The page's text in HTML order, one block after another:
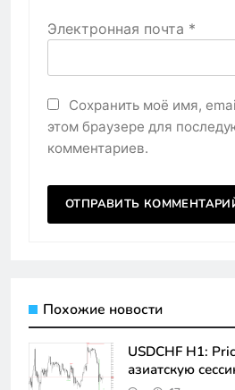
Электронная почта *
Сохранить моё имя,
этом браузере для
комментариев.
Похожие новости
USDCHF H1:
азиатскую